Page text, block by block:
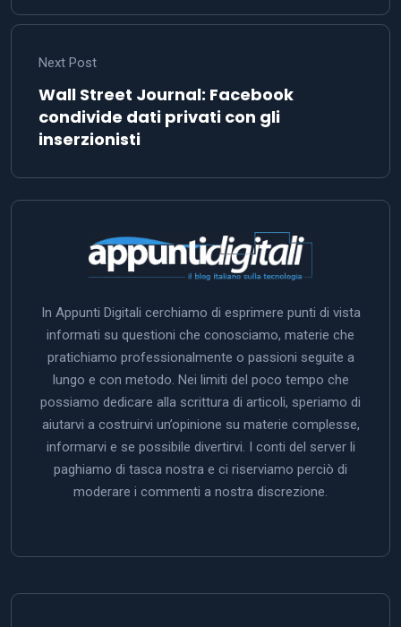
Next Post
Wall Street Journal: Facebook
condivide dati privati con gli
inserzionisti
In Appunti Digitali cerchiamo di esprimere punti di vista
informati su questioni che conosciamo, materie che
pratichiamo professionalmente o passioni seguite a
lungo e con metodo. Nei limiti del poco tempo che
possiamo dedicare alla scrittura di articoli, speriamo di
aiutarvi a costruirvi un’opinione su materie complesse,
informarvi e se possibile divertirvi. I conti del server li
paghiamo di tasca nostra e ci riserviamo perciò di
moderare i commenti a nostra discrezione.